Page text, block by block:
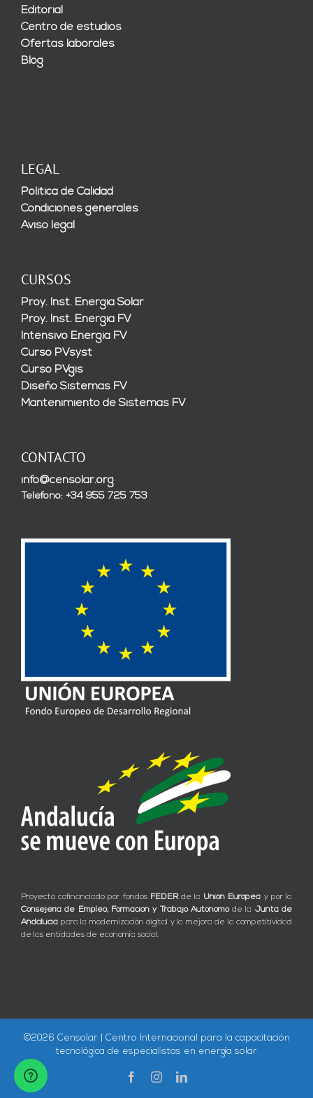
Editorial
Centro de estudios
Ofertas laborales
Blog
LEGAL
Política de Calidad
Condiciones generales
Aviso legal
CURSOS
Proy. Inst. Energía Solar
Proy. Inst. Energía FV
Intensivo Energía FV
Curso PVsyst
Curso PVgis
Diseño Sistemas FV
Mantenimiento de Sistemas FV
CONTACTO
info@censolar.org
Teléfono: +34 955 725 753
Proyecto cofinanciado por fondos FEDERde la Unión Europea y por la
Consejería de Empleo, Formación y Trabajo Autónomode la Junta de
Andalucía para la modernización digital y la mejora de la competitividad
de las entidades de economía social.
©2026 Censolar | Centro Internacional para la capacitación
tecnológica de especialistas en energía solar
FacebookInstagramLinkedIn